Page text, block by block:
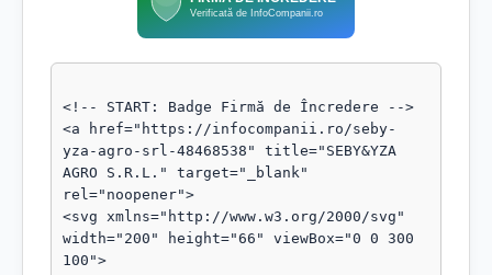
Verificată de InfoCompanii.ro
<!-- START: Badge Firmă de Încredere -->
<a href="https://infocompanii.ro/seby-
yza-agro-srl-48468538" title="SEBY&YZA
AGRO S.R.L." target="_blank"
rel="noopener">
<svg xmlns="http://www.w3.org/2000/svg"
width="200" height="66" viewBox="0 0 300
100">